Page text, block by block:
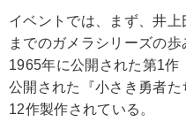
イベントでは、まず、井
までのガメラシリーズの
1965年に公開された第1作
公開された『小さき勇者
12作製作されている。